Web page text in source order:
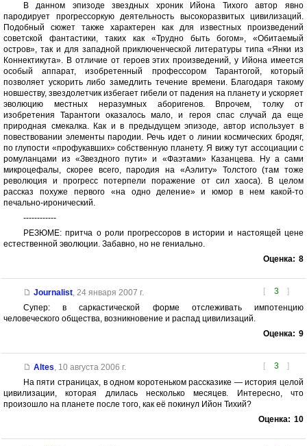
В данном эпизоде звездных хроник Ийона Тихого автор явно
пародирует прогрессоркую деятельность высокоразвитых цивилизаций.
Подобный сюжет также характерен как для известных произведений
советской фантастики, таких как «Трудно быть богом», «Обитаемый
остров», так и для западной приключенческой литературы типа «Янки из
Коннектикута». В отличие от героев этих произведений, у Ийона имеется
особый аппарат, изобретенный профессором Тарантогой, который
позволяет ускорить либо замедлить течение времени. Благодаря такому
новшеству, звездолетчик избегает гибели от падения на планету и ускоряет
эволюцию местных неразумных аборигенов. Впрочем, толку от
изобретения Тарантоги оказалось мало, и героя спас случай да еще
природная смекалка. Как и в предыдущем эпизоде, автор использует в
повествовании элементы пародии. Речь идет о линии космических бродяг,
по глупости «профукавших» собственную планету. Я вижу тут ассоциации с
ромуланцами из «Звездного пути» и «Фаэтами» Казанцева. Ну а сами
микроцефалы, скорее всего, пародия на «Аэлиту» Толстого (там тоже
революция и прогресс потерпели поражение от сил хаоса). В целом
рассказ похуже первого «на одно деление» и юмор в нем какой-то
печально-иронический.
------------
РЕЗЮМЕ: притча о роли прогрессоров в истории и настоящей цене
естественной эволюции. Забавно, но не гениально.
Оценка: 8
[ 3 ]
Journalist, 24 января 2007 г.
Супер: в саркастической форме отслеживать импотенцию
человеческого общества, возникновение и распад цивилизаций.
Оценка: 9
[ 3 ]
Altes, 10 августа 2006 г.
На пяти страницах, в одном коротеньком рассказике — история целой
цивилизации, которая длилась несколько месяцев. Интересно, что
произошло на планете после того, как её покинул Ийон Тихий?
Оценка: 10